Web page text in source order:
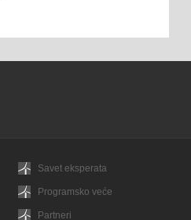
Savet eksperata
Programsko veće
Partneri